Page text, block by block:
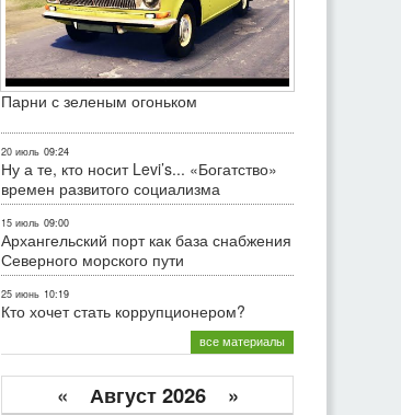
Парни с зеленым огоньком
20 июль 09:24
Ну а те, кто носит Levi’s... «Богатство»
времен развитого социализма
15 июль 09:00
Архангельский порт как база снабжения
Северного морского пути
25 июнь 10:19
Кто хочет стать коррупционером?
все материалы
« Август 2026 »